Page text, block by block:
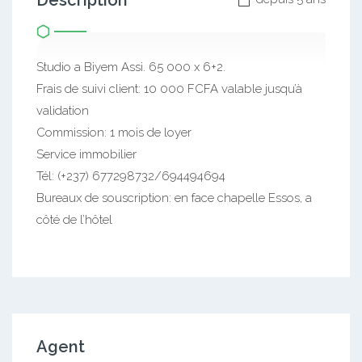
Studio a Biyem Assi. 65 000 x 6+2.
Frais de suivi client: 10 000 FCFA valable jusqu’à
validation
Commission: 1 mois de loyer
Service immobilier
Tél: (+237) 677298732/694494694
Bureaux de souscription: en face chapelle Essos, a
côté de l’hôtel
Agent